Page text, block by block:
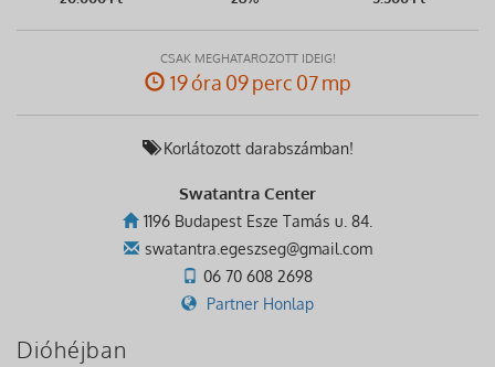
CSAK MEGHATÁROZOTT IDEIG!
19 óra 09 perc 07 mp
Korlátozott darabszámban!
Swatantra Center
1196 Budapest Esze Tamás u. 84.
swatantra.egeszseg@gmail.com
06 70 608 2698
Partner Honlap
Dióhéjban